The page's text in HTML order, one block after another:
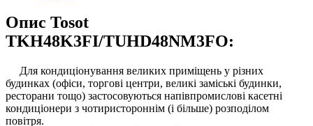
Опис Tosot
TKH48K3FI/TUHD48NM3FO:
Для кондиціонування великих приміщень у різних
будинках (офіси, торгові центри, великі заміські будинки,
ресторани тощо) застосовуються напівпромислові касетні
кондиціонери з чотиристороннім (і більше) розподілом
повітря.